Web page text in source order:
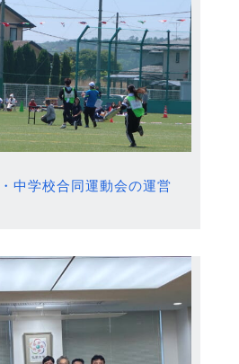
中学校合同運動会の運営